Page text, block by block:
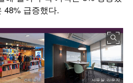
48% 급증했다.